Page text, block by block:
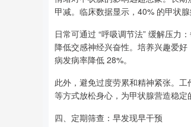
甲减。临床数据显示，40% 的甲状
日常可通过 “呼吸调节法” 缓解压力
降低交感神经兴奋性。培养兴趣爱
病发病率降低 28%。
此外，避免过度劳累和精神紧张。
等方式放松身心，为甲状腺营造稳定
四、定期筛查：早发现早干预